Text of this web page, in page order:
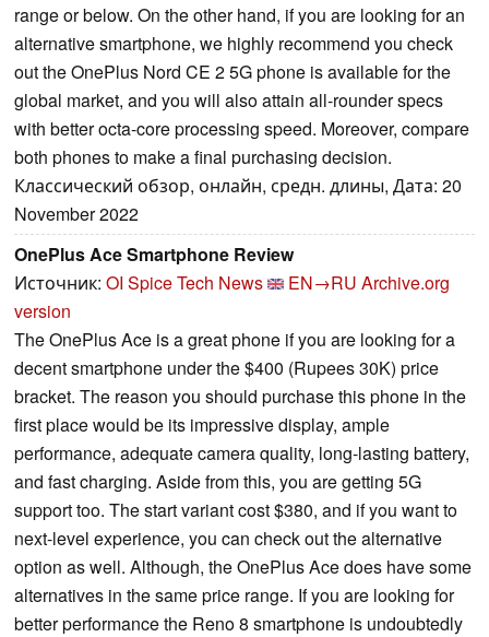
range or below. On the other hand, if you are looking for an
alternative smartphone, we highly recommend you check
out the OnePlus Nord CE 2 5G phone is available for the
global market, and you will also attain all-rounder specs
with better octa-core processing speed. Moreover, compare
both phones to make a final purchasing decision.
Классический обзор, онлайн, средн. длины, Дата: 20
November 2022
OnePlus Ace Smartphone Review
Источник: OI Spice Tech News EN→RU Archive.org
version
The OnePlus Ace is a great phone if you are looking for a
decent smartphone under the $400 (Rupees 30K) price
bracket. The reason you should purchase this phone in the
first place would be its impressive display, ample
performance, adequate camera quality, long-lasting battery,
and fast charging. Aside from this, you are getting 5G
support too. The start variant cost $380, and if you want to
next-level experience, you can check out the alternative
option as well. Although, the OnePlus Ace does have some
alternatives in the same price range. If you are looking for
better performance the Reno 8 smartphone is undoubtedly